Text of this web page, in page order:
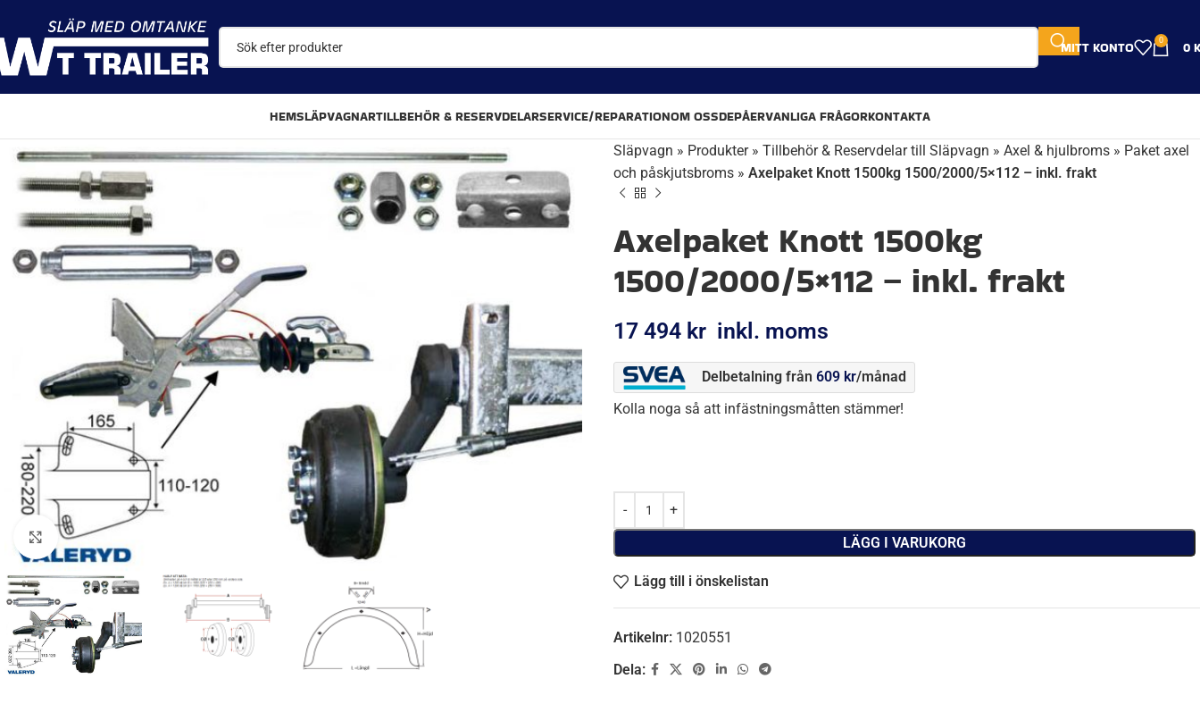
MITT KONTO 0 0
HEMSLÄPVAGNARTILLBEHÖR & RESERVDELARSERVICE/REPARATIONOM OSSDEPÅERVANLIGA FRÅGORKONTAKTA
Klicka för att förstora
Släpvagn » Produkter» Tillbehör & Reservdelar till Släpvagn » Axel & hjulbroms » Paket axel
och påskjutsbroms » Axelpaket Knott 1500kg 1500/2000/5×112 – inkl. frakt
Axelpaket Knott 1500kg
1500/2000/5×112 – inkl. frakt
17 494 kr inkl. moms
Delbetalning från 609 kr/månad
Kolla noga så att infästningsmåtten stämmer!
LÄGG I VARUKORG
Lägg till i önskelistan
Artikelnr: 1020551
Dela: